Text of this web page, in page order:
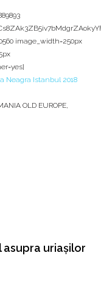
image_width=250px
OLD EUROPE,
asupra uriașilor